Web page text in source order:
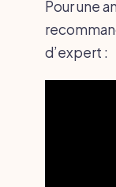
Pour une
d’expert :